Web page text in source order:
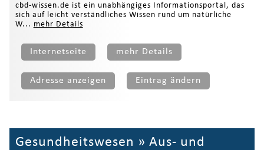
cbd-wissen.de ist ein unabhängiges Informationsportal, das
sich auf leicht verständliches Wissen rund um natürliche
W... mehr Details
Internetseite mehr Details
Adresse anzeigen Eintrag ändern
Gesundheitswesen » Aus- und